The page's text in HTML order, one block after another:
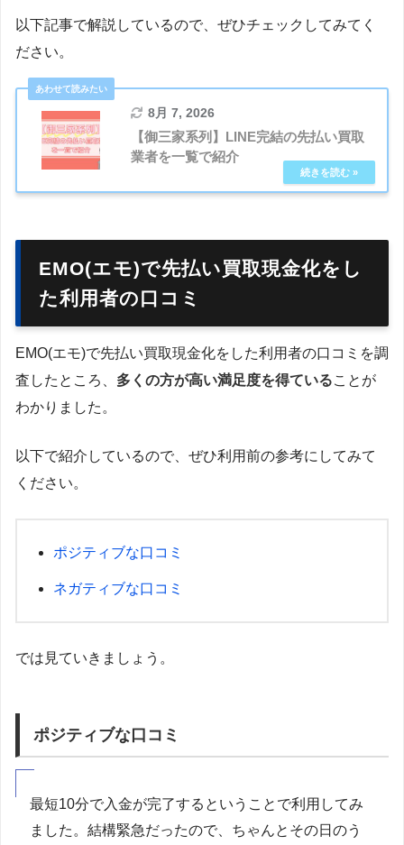
以下記事で解説しているので、ぜひチェックしてみてく
ださい。
8月 7, 2026
【御三家系列】LINE完結の先払い買取
業者を一覧で紹介
EMO(エモ)で先払い買取現金化をし
た利用者の口コミ
EMO(エモ)で先払い買取現金化をした利用者の口コミを調
査したところ、 多くの方が高い満足度を得ていることが
わかりました。
以下で紹介しているので、ぜひ利用前の参考にしてみて
ください。
ポジティブな口コミ
ネガティブな口コミ
では見ていきましょう。
ポジティブな口コミ
最短10分で入金が完了するということで利用してみ
ました。結構緊急だったので、ちゃんとその日のう